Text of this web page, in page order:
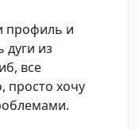
профиль и
дуги из
все
просто хочу